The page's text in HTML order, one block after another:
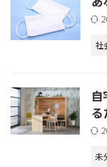
社
る
未